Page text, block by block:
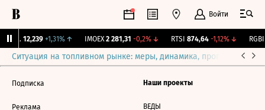
Войти
12,239 +1,31%↑ IMOEX 2 281,31 -0,2%↓ RTSI 874,64 -1,12%↓ RGBI
Ситуация на топливном рынке: меры, динамика, прогнозы
Подписка
Реклама
Наши проекты
ВЕДЫ